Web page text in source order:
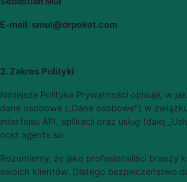
E-mail: smul@drpoket.com
2. Zakres Polityki
Niniejsza Polityka Prywatności opisuje, w
dane osobowe („Dane osobowe”) w
interfejsu API, aplikacji oraz usług (dalej
oraz agentx.so.
Rozumiemy, że jako profesjonaliści branży
swoich klientów. Dlatego bezpieczeństwo